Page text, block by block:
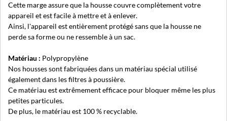
Cette marge assure que la housse couvre complètement votre
appareil et est facile à mettre et à enlever.
Ainsi, l'appareil est entièrement protégé sans que la housse ne
perde sa forme ou ne ressemble à un sac.
Matériau : Polypropylène
Nos housses sont fabriquées dans un matériau spécial utilisé
également dans les filtres à poussière.
Ce matériau est extrêmement efficace pour bloquer même les plus
petites particules.
De plus, le matériau est 100 % recyclable.